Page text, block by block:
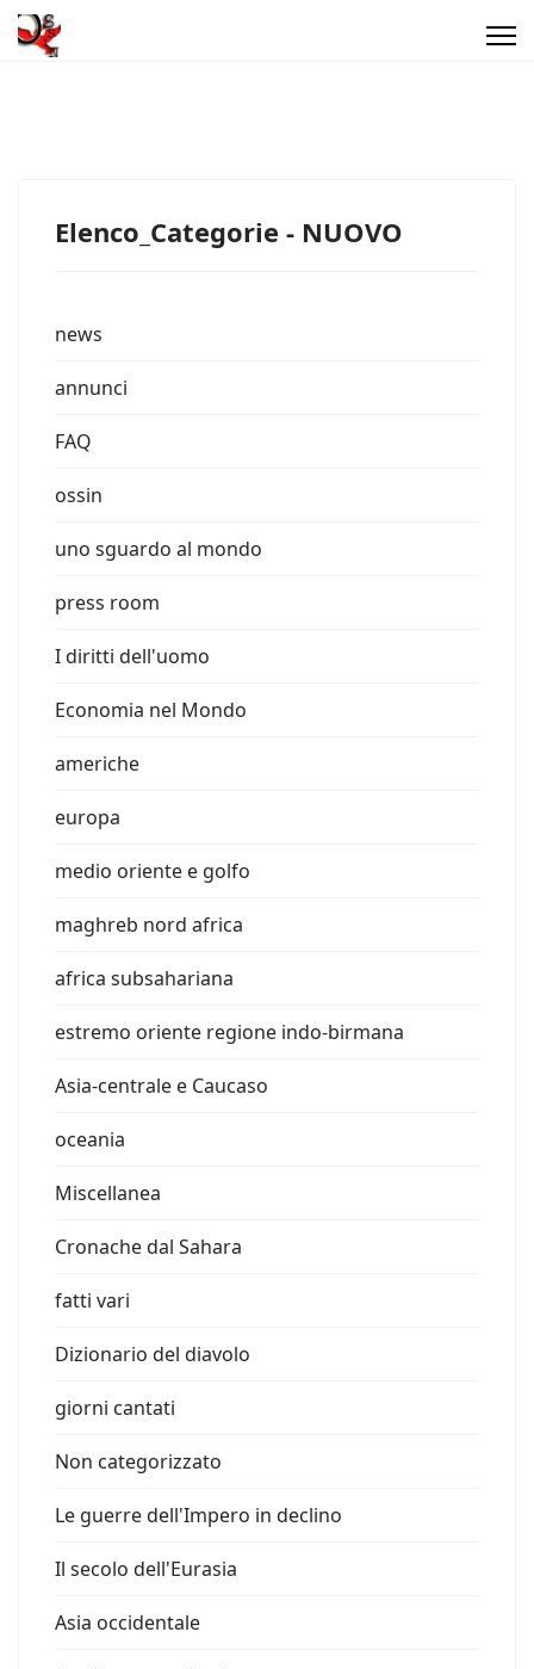
Elenco_Categorie - NUOVO
news
annunci
FAQ
ossin
uno sguardo al mondo
press room
I diritti dell'uomo
Economia nel Mondo
americhe
europa
medio oriente e golfo
maghreb nord africa
africa subsahariana
estremo oriente regione indo-birmana
Asia-centrale e Caucaso
oceania
Miscellanea
Cronache dal Sahara
fatti vari
Dizionario del diavolo
giorni cantati
Non categorizzato
Le guerre dell'Impero in declino
Il secolo dell'Eurasia
Asia occidentale